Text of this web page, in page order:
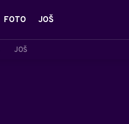
JOŠ
FOTO JOŠ